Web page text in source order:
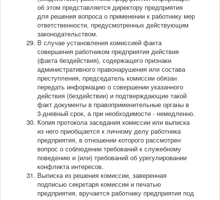
об этом представляется директору предприятия
для решения вопроса о применении к работнику мер
ответственности, предусмотренных действующим
законодательством.
В случае установления комиссией факта
совершения работником предприятия действия
(факта бездействия), содержащего признаки
административного правонарушения или состава
преступления, председатель комиссии обязан
передать информацию о совершении указанного
действия (бездействии) и подтверждающие такой
факт документы в правоприменительные органы в
3-дневный срок, а при необходимости - немедленно.
Копия протокола заседания комиссии или выписка
из него приобщается к личному делу работника
предприятия, в отношении которого рассмотрен
вопрос о соблюдении требований к служебному
поведению и (или) требований об урегулировании
конфликта интересов.
Выписка из решения комиссии, заверенная
подписью секретаря комиссии и печатью
предприятия, вручается работнику предприятия под